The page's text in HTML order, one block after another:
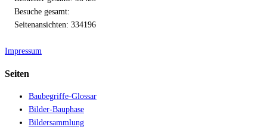
Besuche gesamt:
Seitenansichten: 334196
Impressum
Seiten
Baubegriffe-Glossar
Bilder-Bauphase
Bildersammlung